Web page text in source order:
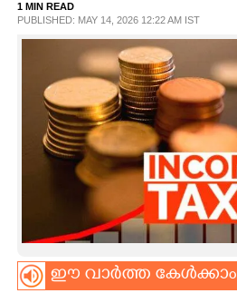
SPIRITUAL
INFO+
ASTRO
1 MIN READ
PUBLISHED: MAY 14, 2026 12:22 AM IST
ഈ വാർത്ത കേൾക്കാം